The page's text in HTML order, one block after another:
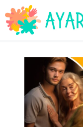
Saltar
al
contenido